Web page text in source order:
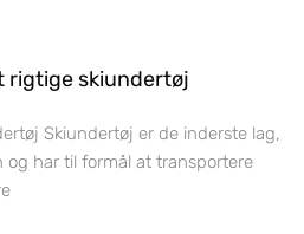
rigtige skiundertøj
Skiundertøj er de inderste lag,
har til formål at transportere